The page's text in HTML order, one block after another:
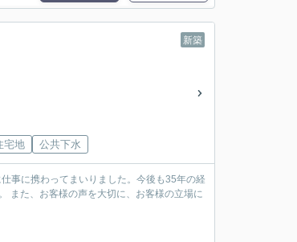
新築
宅地 公共下水
事に携わってまいりました。今後も35年の経
また、お客様の声を大切に、お客様の立場に